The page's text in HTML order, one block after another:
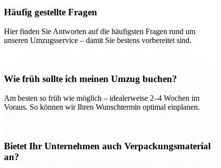
Häufig gestellte Fragen
Hier finden Sie Antworten auf die häufigsten Fragen rund um
unseren Umzugsservice – damit Sie bestens vorbereitet sind.
Wie früh sollte ich meinen Umzug buchen?
Am besten so früh wie möglich – idealerweise 2–4 Wochen im
Voraus. So können wir Ihren Wunschtermin optimal einplanen.
Bietet Ihr Unternehmen auch Verpackungsmaterial
an?